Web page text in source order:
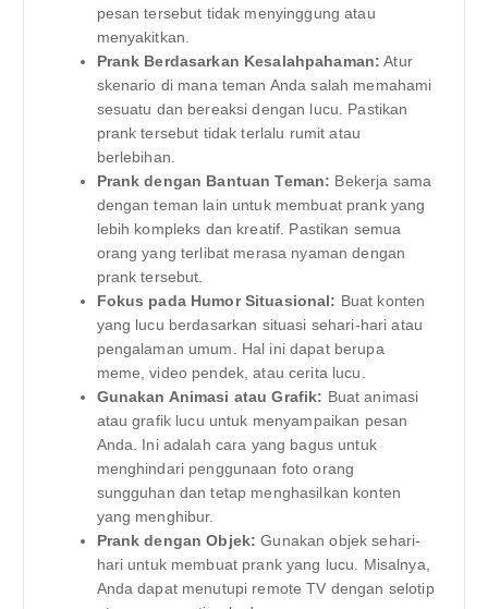
pesan tersebut tidak menyinggung atau
menyakitkan.
Prank Berdasarkan Kesalahpahaman: Atur
skenario di mana teman Anda salah memahami
sesuatu dan bereaksi dengan lucu. Pastikan
prank tersebut tidak terlalu rumit atau
berlebihan.
Prank dengan Bantuan Teman: Bekerja sama
dengan teman lain untuk membuat prank yang
lebih kompleks dan kreatif. Pastikan semua
orang yang terlibat merasa nyaman dengan
prank tersebut.
Fokus pada Humor Situasional: Buat konten
yang lucu berdasarkan situasi sehari-hari atau
pengalaman umum. Hal ini dapat berupa
meme, video pendek, atau cerita lucu.
Gunakan Animasi atau Grafik: Buat animasi
atau grafik lucu untuk menyampaikan pesan
Anda. Ini adalah cara yang bagus untuk
menghindari penggunaan foto orang
sungguhan dan tetap menghasilkan konten
yang menghibur.
Prank dengan Objek: Gunakan objek sehari-
hari untuk membuat prank yang lucu. Misalnya,
Anda dapat menutupi remote TV dengan selotip